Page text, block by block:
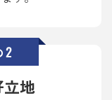
2
立地